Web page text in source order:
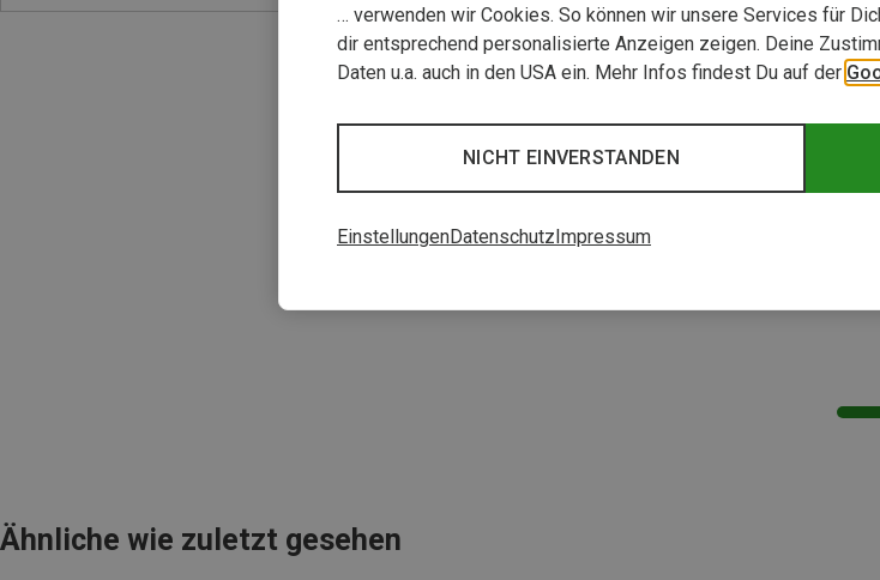
Transport 1.5L Hüfttasche
Ähnliche wie zuletzt gesehen
… verwenden wir Cookies. So können wir unsere Services für
dir entsprechend personalisierte Anzeigen zeigen. Deine
Daten u.a. auch in den USA ein. Mehr Infos findest Du auf der
NICHT EINVERSTANDEN
EinstellungenDatenschutzImpressum